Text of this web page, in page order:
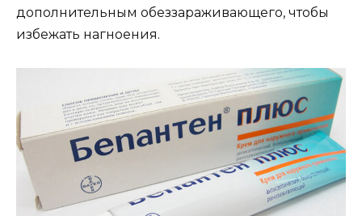
дополнительным обеззараживающего, чтобы
избежать нагноения.